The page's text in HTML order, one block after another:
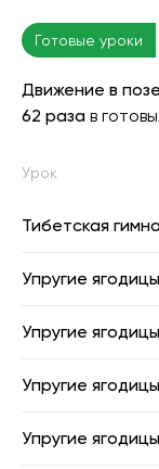
Готовые уроки
Движение в
62 раза в
Урок
Тибетская
Упругие ягодицы
Упругие ягодицы
Упругие ягодицы
Упругие ягодицы